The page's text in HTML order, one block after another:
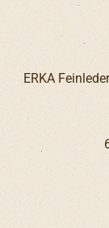
ERKA